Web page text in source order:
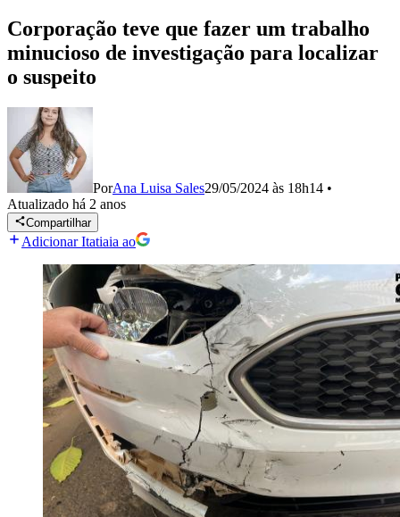
Corporação teve que fazer um trabalho
minucioso de investigação para localizar
o suspeito
PorAna Luisa Sales29/05/2024 às 18h14 •
Atualizado há 2 anos
Compartilhar
Adicionar Itatiaia ao